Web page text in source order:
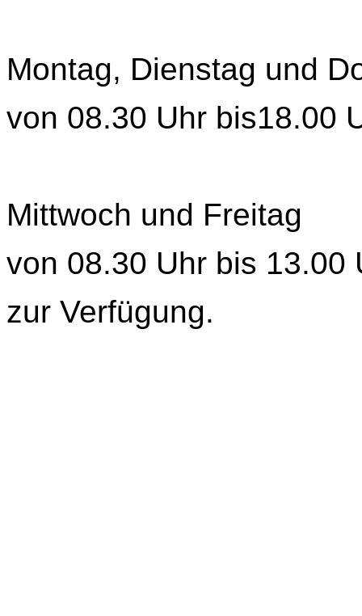
Montag, Dienstag und
von 08.30 Uhr bis18.00
Mittwoch und Freitag
von 08.30 Uhr bis 13.00
zur Verfügung.